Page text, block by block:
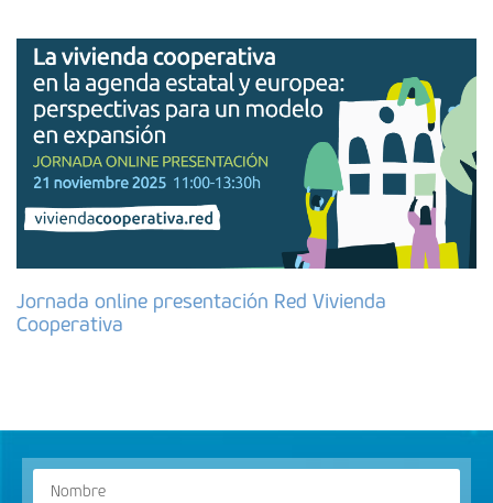
Jornada online presentación Red Vivienda
Cooperativa